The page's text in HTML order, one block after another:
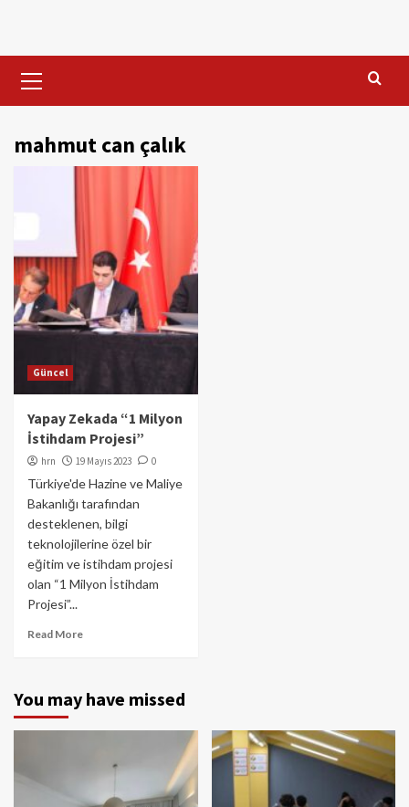
content
Menu
mahmut can çalık
Güncel
Yapay Zekada “1 Milyon
İstihdam Projesi”
hrn 19 Mayıs 2023 0
Türkiye'de Hazine ve Maliye
Bakanlığı tarafından
desteklenen, bilgi
teknolojilerine özel bir
eğitim ve istihdam projesi
olan “1 Milyon İstihdam
Projesi”...
Read More
You may have missed